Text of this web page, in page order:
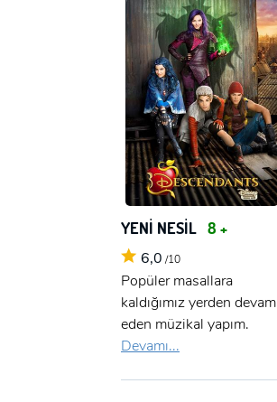
YENİ NESİL 8 +
6,0 /10
Popüler masallara
kaldığımız yerden devam
eden müzikal yapım.
Devamı...